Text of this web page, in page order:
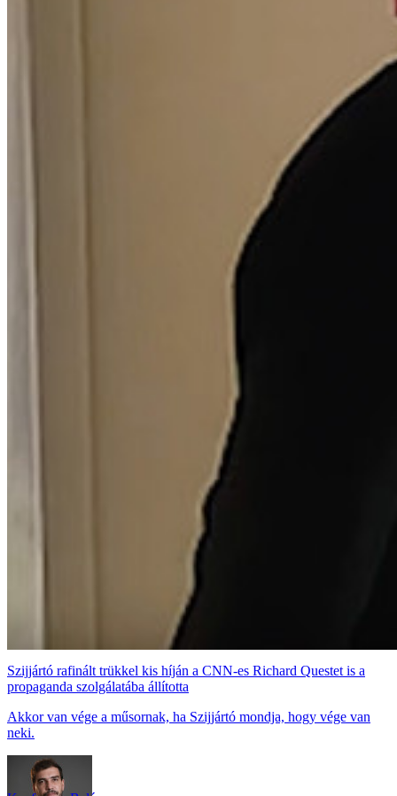
Szijjártó rafinált trükkel kis híján a CNN-es Richard Questet is a
propaganda szolgálatába állította
Akkor van vége a műsornak, ha Szijjártó mondja, hogy vége van
neki.